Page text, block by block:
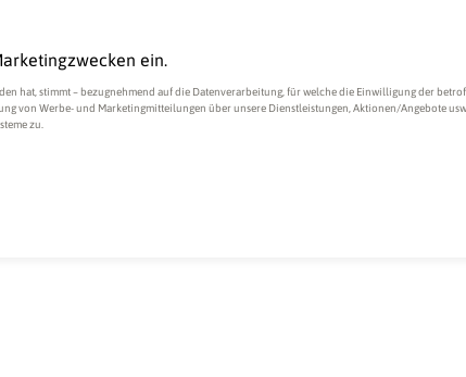
ein.
hat, stimmt – bezugnehmend auf die Datenverarbeitung, für welche die Einwilligung der
von Werbe- und Marketingmitteilungen über unsere Dienstleistungen, Aktionen/Angebote
zu.